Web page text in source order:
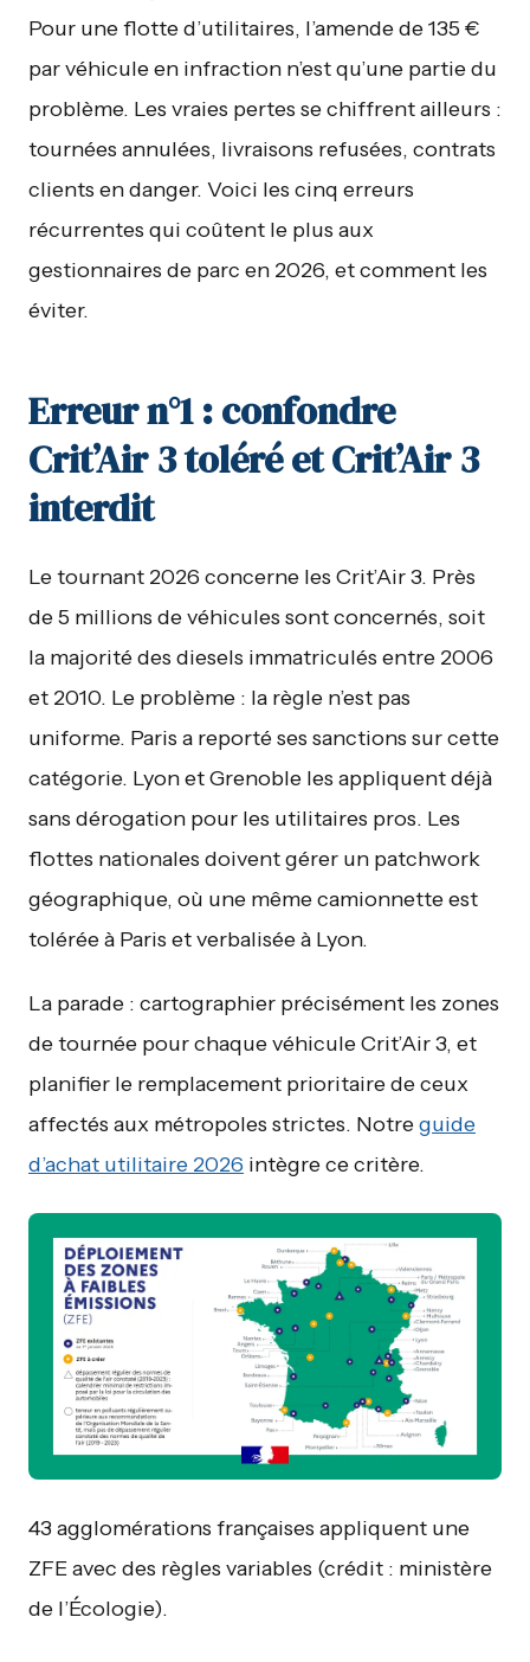
Pour une flotte d’utilitaires, l’amende de 135 €
par véhicule en infraction n’est qu’une partie du
problème. Les vraies pertes se chiffrent ailleurs :
tournées annulées, livraisons refusées, contrats
clients en danger. Voici les cinq erreurs
récurrentes qui coûtent le plus aux
gestionnaires de parc en 2026, et comment les
éviter.
Erreur n°1 : confondre
Crit’Air 3 toléré et Crit’Air 3
interdit
Le tournant 2026 concerne les Crit’Air 3. Près
de 5 millions de véhicules sont concernés, soit
la majorité des diesels immatriculés entre 2006
et 2010. Le problème : la règle n’est pas
uniforme. Paris a reporté ses sanctions sur cette
catégorie. Lyon et Grenoble les appliquent déjà
sans dérogation pour les utilitaires pros. Les
flottes nationales doivent gérer un patchwork
géographique, où une même camionnette est
tolérée à Paris et verbalisée à Lyon.
La parade : cartographier précisément les zones
de tournée pour chaque véhicule Crit’Air 3, et
planifier le remplacement prioritaire de ceux
affectés aux métropoles strictes. Notreguide
d’achat utilitaire 2026 intègre ce critère.
43 agglomérations françaises appliquent une
ZFE avec des règles variables (crédit : ministère
de l’Écologie).